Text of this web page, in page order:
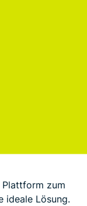
zum
ideale Lösung.